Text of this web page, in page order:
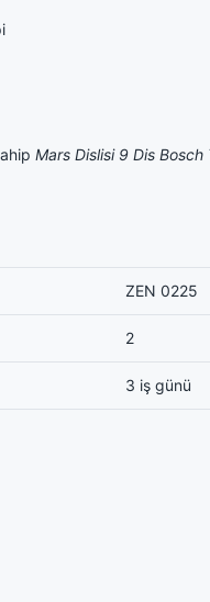
Mars Dislisi 9 Dis Bosch
ZEN 0225
2
3 iş günü